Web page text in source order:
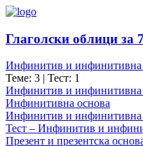
Глаголски облици за
Инфинитив и инфинитивна
Теме: 3 | Тест: 1
Инфинитив и инфинитивна
Инфинитивна основа
Инфинитив и
Тест – Инфинитив и
Презент и презентска